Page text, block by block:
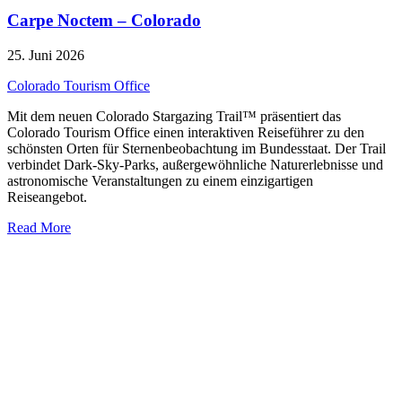
Carpe Noctem – Colorado
25. Juni 2026
Colorado Tourism Office
Mit dem neuen Colorado Stargazing Trail™ präsentiert das
Colorado Tourism Office einen interaktiven Reiseführer zu den
schönsten Orten für Sternenbeobachtung im Bundesstaat. Der Trail
verbindet Dark-Sky-Parks, außergewöhnliche Naturerlebnisse und
astronomische Veranstaltungen zu einem einzigartigen
Reiseangebot.
Read More